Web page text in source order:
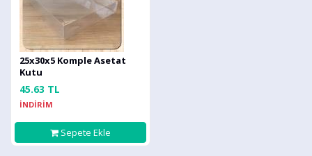
25x30x5 Komple Asetat
Kutu
45.63 TL
İNDİRİM
Sepete Ekle